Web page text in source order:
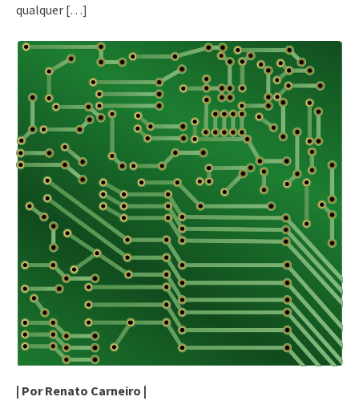
qualquer […]
| Por Renato Carneiro |